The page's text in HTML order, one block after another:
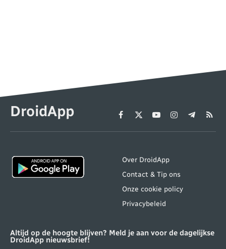
DroidApp Facebook
X
(Twitter)
YouTubeInstagram
Telegram
RSS
Over DroidApp
Contact & Tip ons
Onze cookie policy
Privacybeleid
Altijd op de hoogte blijven? Meld je aan voor de dagelijkse
DroidApp nieuwsbrief!